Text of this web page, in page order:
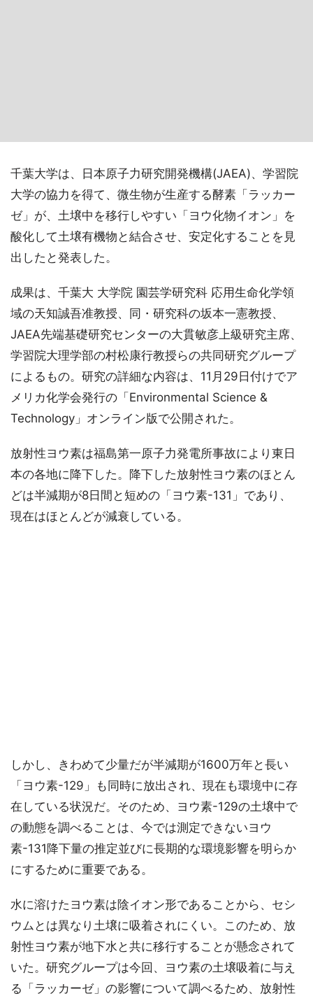
千葉大学は、日本原子力研究開発機構(JAEA)、学習院
大学の協力を得て、微生物が生産する酵素「ラッカー
ゼ」が、土壌中を移行しやすい「ヨウ化物イオン」を
酸化して土壌有機物と結合させ、安定化することを見
出したと発表した。
成果は、千葉大 大学院 園芸学研究科 応用生命化学領
域の天知誠吾准教授、同・研究科の坂本一憲教授、
JAEA先端基礎研究センターの大貫敏彦上級研究主席、
学習院大理学部の村松康行教授らの共同研究グループ
によるもの。研究の詳細な内容は、11月29日付けでア
メリカ化学会発行の「Environmental Science &
Technology」オンライン版で公開された。
放射性ヨウ素は福島第一原子力発電所事故により東日
本の各地に降下した。降下した放射性ヨウ素のほとん
どは半減期が8日間と短めの「ヨウ素-131」であり、
現在はほとんどが減衰している。
しかし、きわめて少量だが半減期が1600万年と長い
「ヨウ素-129」も同時に放出され、現在も環境中に存
在している状況だ。そのため、ヨウ素-129の土壌中で
の動態を調べることは、今では測定できないヨウ
素-131降下量の推定並びに長期的な環境影響を明らか
にするために重要である。
水に溶けたヨウ素は陰イオン形であることから、セシ
ウムとは異なり土壌に吸着されにくい。このため、放
射性ヨウ素が地下水と共に移行することが懸念されて
いた。研究グループは今回、ヨウ素の土壌吸着に与え
る「ラッカーゼ」の影響について調べるため、放射性